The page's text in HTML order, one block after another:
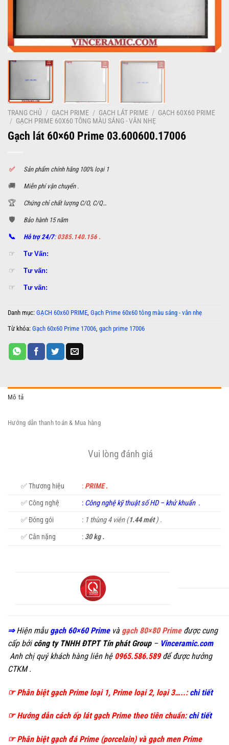
TRANG CHỦ / GẠCH PRIME / GẠCH LÁT PRIME / GẠCH 60X60 PRIME
/ GẠCH PRIME 60X60 TÔNG MÀU SÁNG - VÂN NHẸ
Gạch lát 60×60 Prime 03.600600.17006
✅ Sản phẩm chính hãng 100% loại 1
🚚 Miễn phí vận chuyển .
🏆 Chứng chỉ chất lượng C/O, C/Q…
🛡️ Bảo hành 15 năm
📞 Hỗ trợ 24/7: 0385.140.156 .
☞ Tư Vấn:
☞ Tư vấn:
☞ Tư vấn:
Danh mục: GẠCH 60x60 PRIME Gạch Prime 60x60 tông màu sáng - vân nhẹ
Từ khóa: Gạch 60x60 Prime 17006 gach prime 17006
Mô tả
Hướng dẫn thanh toán & Mua hàng
Vui lòng đánh giá
✅ Thương hiệu : PRIME.
✅ Công nghệ
: Công nghệ kỹ thuật số HD–khử khuẩn .
✅ Đóng gói
: 1 thùng 4 viên (1.44 mét) .
✅ Cân nặng
: 30 kg .
⇒Hiện mẫu gạch 60×60 Prime và gạch 80×80 Primeđược cung
cấp bởicông ty TNHH ĐTPT Tín phát Group– Vinceramic.com
Anh chị quý khách hàng liên hệ 0965.586.589để được hưởng
CTKM .
☞ Phân biệt gạch Prime loại 1, Prime loại 2, loại 3…..:chi tiết
☞ Hướng dẫn cách ốp lát gạch Prime theo tiên chuẩn:chi tiết
☞ Phân biệt gạch đá Prime (porcelain) và gạch men Prime